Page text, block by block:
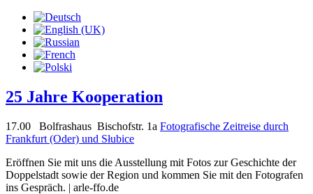
25 Jahre Kooperation
17.00 Bolfrashaus Bischofstr. 1a Fotografische Zeitreise durch
Frankfurt (Oder) und Słubice
Eröffnen Sie mit uns die Ausstellung mit Fotos zur Geschichte der
Doppelstadt sowie der Region und kommen Sie mit den Fotografen
ins Gespräch. | arle-ffo.de